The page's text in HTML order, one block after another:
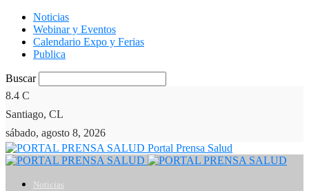
Noticias
Webinar y Eventos
Calendario Expo y Ferias
Publica
Buscar
8.4 C
Santiago, CL
sábado, agosto 8, 2026
Portal Prensa Salud
Noticias